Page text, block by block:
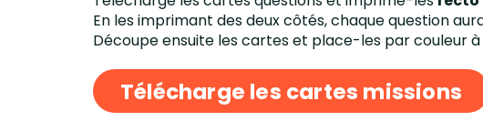
En les imprimant des deux côtés, chaque question
Découpe ensuite les cartes et place-les par couleur
Télécharge les cartes missions